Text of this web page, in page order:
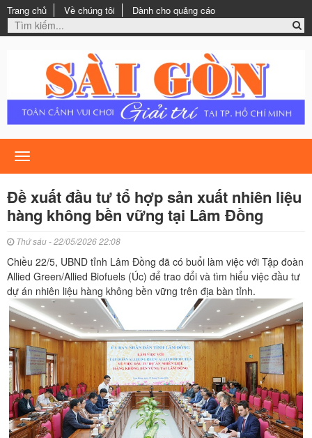
Trang chủ Về chúng tôi Dành cho quảng cáo
Toggle
navigation
Đề xuất đầu tư tổ hợp sản xuất nhiên liệu
hàng không bền vững tại Lâm Đồng
Thứ sáu - 22/05/2026 22:08
Chiều 22/5, UBND tỉnh Lâm Đồng đã có buổi làm việc với Tập đoàn
Allied Green/Allied Biofuels (Úc) để trao đổi và tìm hiểu việc đầu tư
dự án nhiên liệu hàng không bền vững trên địa bàn tỉnh.